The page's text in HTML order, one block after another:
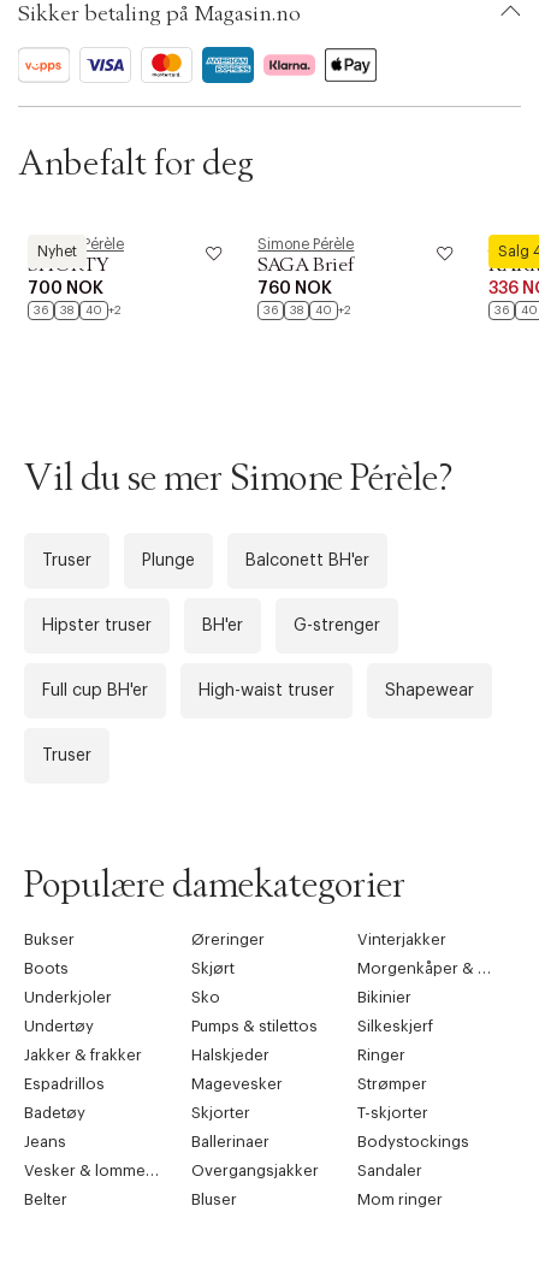
Ax numbers: 06559946, 05247950
ID: BKMU87-26YK
Sikker betaling på Magasin.no
Anbefalt for deg
Nyhet
Simone Pérèle
SHORTY
700 NOK
36 38 40 +2
Simone Pérèle
SAGA Brief
760 NOK
36 38 40 +2
Salg
336
36 40
Forrige
Vil du se mer Simone Pérèle?
Truser Plunge Balconett BH'er
Hipster truser BH'er G-strenger
Full cup BH'er High-waist truser Shapewear
Truser
Populære damekategorier
Bukser Øreringer
Vinterjakker
Boots
Skjørt
Morgenkåper & kimonoer
Underkjoler
Sko
Bikinier
Undertøy
Pumps & stilettos
Silkeskjerf
Jakker & frakker
Halskjeder
Ringer
Espadrillos
Magevesker
Strømper
Badetøy
Skjorter
T-skjorter
Jeans
Ballerinaer
Bodystockings
Vesker & lommebøker
Overgangsjakker
Sandaler
Belter
Bluser Mom ringer